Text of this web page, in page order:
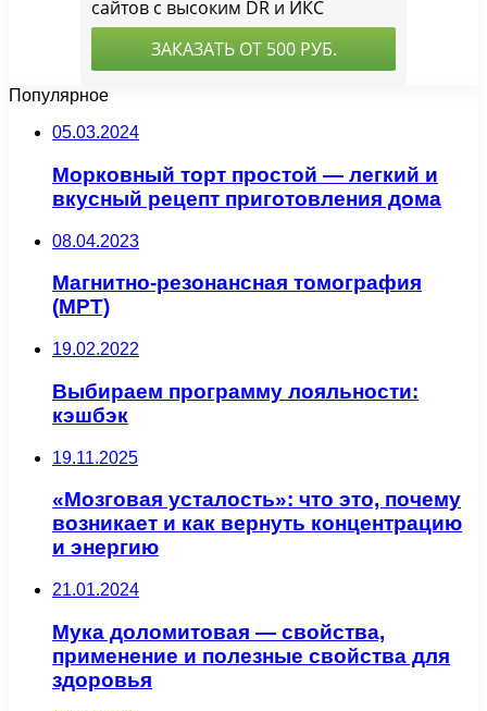
Популярное
05.03.2024
Морковный торт простой — легкий и
вкусный рецепт приготовления дома
08.04.2023
Магнитно-резонансная томография
(МРТ)
19.02.2022
Выбираем программу лояльности:
кэшбэк
19.11.2025
«Мозговая усталость»: что это, почему
возникает и как вернуть концентрацию
и энергию
21.01.2024
Мука доломитовая — свойства,
применение и полезные свойства для
здоровья